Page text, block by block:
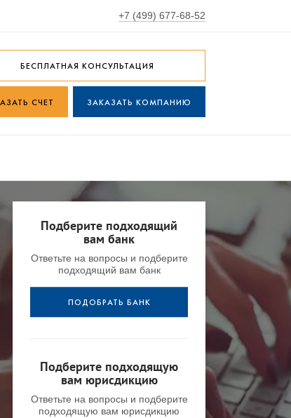
+7 (499) 677-68-52
БЕСПЛАТНАЯ КОНСУЛЬТАЦИЯ
СЧЕТ ЗАКАЗАТЬ КОМПАНИЮ
Подберите подходящий
вам банк
Ответьте на вопросы и подберите
подходящий вам банк
ПОДОБРАТЬ БАНК
Подберите подходящую
вам юрисдикцию
Ответьте на вопросы и подберите
подходящую вам юрисдикцию